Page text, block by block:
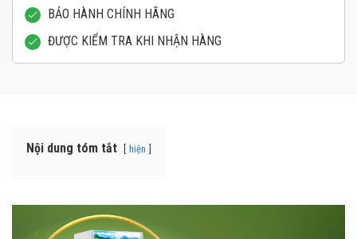
BẢO HÀNH CHÍNH HÃNG
ĐƯỢC KIỂM TRA KHI NHẬN HÀNG
Nội dung tóm tắt hiện